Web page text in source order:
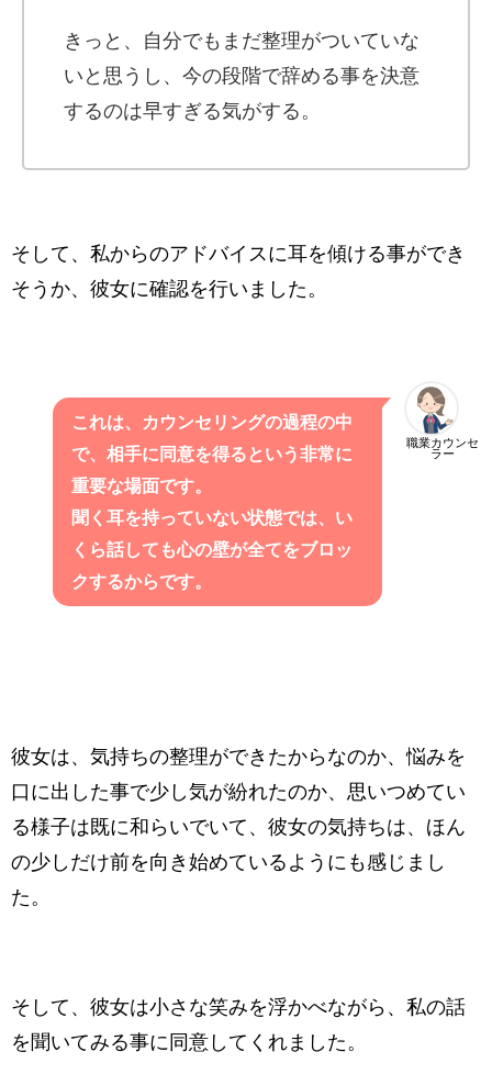
きっと、自分でもまだ整理がついていな
いと思うし、今の段階で辞める事を決意
するのは早すぎる気がする。
そして、私からのアドバイスに耳を傾ける事ができ
そうか、彼女に確認を行いました。
職業カウンセ
ラー
これは、カウンセリングの過程の中
で、相手に同意を得るという非常に
重要な場面です。
聞く耳を持っていない状態では、い
くら話しても心の壁が全てをブロッ
クするからです。
彼女は、気持ちの整理ができたからなのか、悩みを
口に出した事で少し気が紛れたのか、思いつめてい
る様子は既に和らいでいて、彼女の気持ちは、ほん
の少しだけ前を向き始めているようにも感じまし
た。
そして、彼女は小さな笑みを浮かべながら、私の話
を聞いてみる事に同意してくれました。